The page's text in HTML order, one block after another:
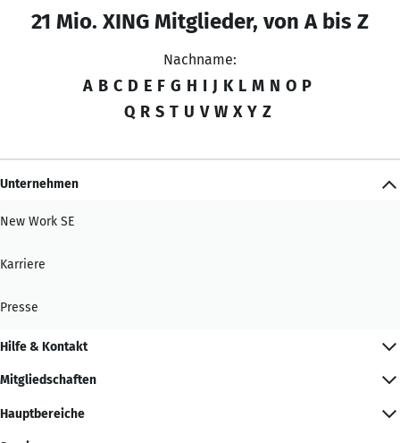
21 Mio. XING Mitglieder, von A bis Z
Nachname:
A B C D E F G H I J K L M N O P
Q R S T U V W X Y Z
Unternehmen
New Work SE
Karriere
Presse
Hilfe & Kontakt
Mitgliedschaften
Hauptbereiche